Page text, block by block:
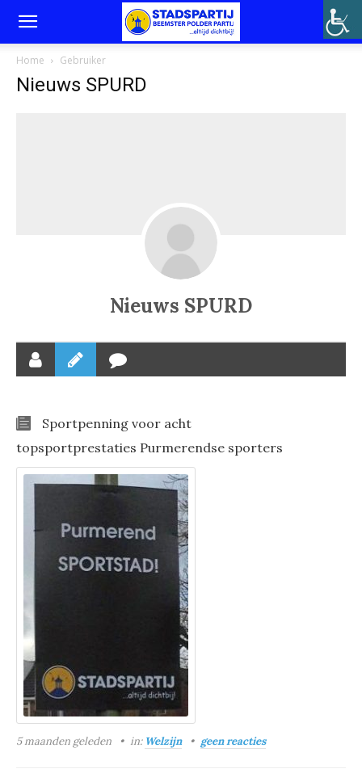
Home Gebruiker
Nieuws SPURD
Nieuws SPURD
Sportpenning voor acht
topsportprestaties Purmerendse sporters
5 maanden geleden in: Welzijn geen reacties